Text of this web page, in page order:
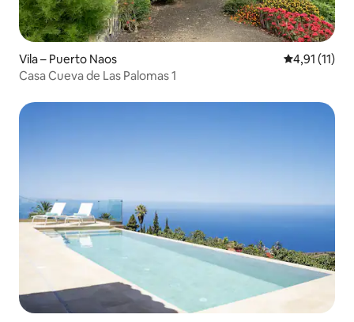
Vila – Puerto Naos Prosječna
4,91 (11)
Casa Cueva de Las Palomas 1